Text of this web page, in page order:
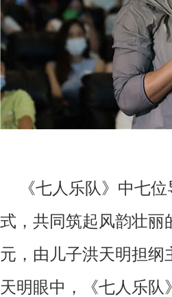
《七人乐队》中七
式，共同筑起风韵壮
元，由儿子洪天明担
天明眼中，《七人乐